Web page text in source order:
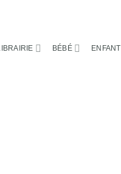
BÉBÉ ENFANT